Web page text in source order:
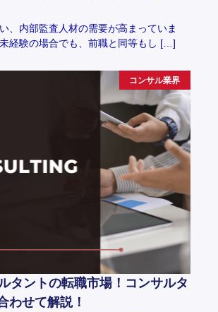
、内部監査人材の需要が高まっていま
経験の場合でも、前職と同等もし […]
コンサル業界
タントの転職市場！コンサルタ
わせて解説！